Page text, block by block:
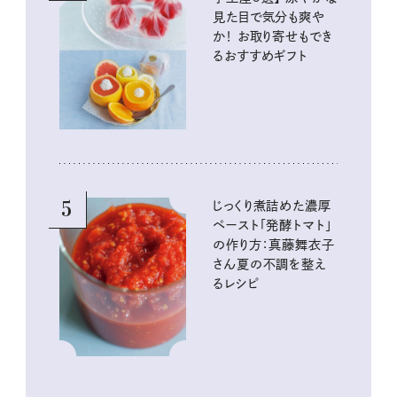
見た目で気分も爽や
か！ お取り寄せもでき
るおすすめギフト
5
じっくり煮詰めた濃厚
ペースト「発酵トマト」
の作り方：真藤舞衣子
さん夏の不調を整え
るレシピ